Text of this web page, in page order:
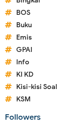
BOS
Buku
Emis
GPAI
Info
KI KD
Kisi-kisi Soal
KSM
Followers